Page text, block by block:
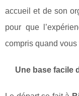
accueil et de son
pour que
compris quand
Une base facile